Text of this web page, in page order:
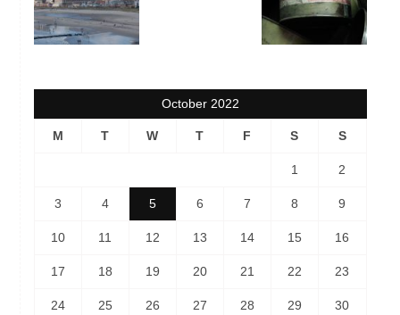
October 2022
M T W T F S S
1 2
3 4 5 6 7 8 9
10 11 12 13 14 15 16
17 18 19 20 21 22 23
24 25 26 27 28 29 30